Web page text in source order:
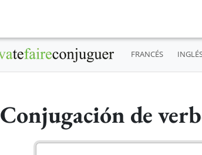
FRANCÉS
Conjugación de